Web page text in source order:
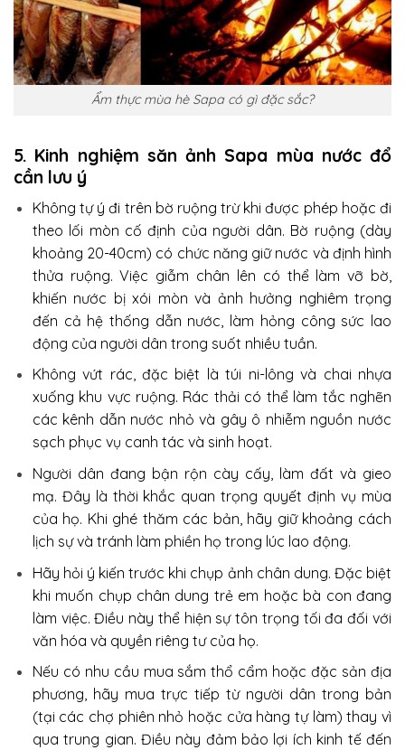
Ẩm thực mùa hè Sapa có gì đặc sắc?
5. Kinh nghiệm săn ảnh Sapa mùa nước đổ
cần lưu ý
Không tự ý đi trên bờ ruộng trừ khi được phép hoặc đi
theo lối mòn cố định của người dân. Bờ ruộng (dày
khoảng 20-40cm) có chức năng giữ nước và định hình
thửa ruộng. Việc giẫm chân lên có thể làm vỡ bờ,
khiến nước bị xói mòn và ảnh hưởng nghiêm trọng
đến cả hệ thống dẫn nước, làm hỏng công sức lao
động của người dân trong suốt nhiều tuần.
Không vứt rác, đặc biệt là túi ni-lông và chai nhựa
xuống khu vực ruộng. Rác thải có thể làm tắc nghẽn
các kênh dẫn nước nhỏ và gây ô nhiễm nguồn nước
sạch phục vụ canh tác và sinh hoạt.
Người dân đang bận rộn cày cấy, làm đất và gieo
mạ. Đây là thời khắc quan trọng quyết định vụ mùa
của họ. Khi ghé thăm các bản, hãy giữ khoảng cách
lịch sự và tránh làm phiền họ trong lúc lao động.
Hãy hỏi ý kiến trước khi chụp ảnh chân dung. Đặc biệt
khi muốn chụp chân dung trẻ em hoặc bà con đang
làm việc. Điều này thể hiện sự tôn trọng tối đa đối với
văn hóa và quyền riêng tư của họ.
Nếu có nhu cầu mua sắm thổ cẩm hoặc đặc sản địa
phương, hãy mua trực tiếp từ người dân trong bản
(tại các chợ phiên nhỏ hoặc cửa hàng tự làm) thay vì
qua trung gian. Điều này đảm bảo lợi ích kinh tế đến